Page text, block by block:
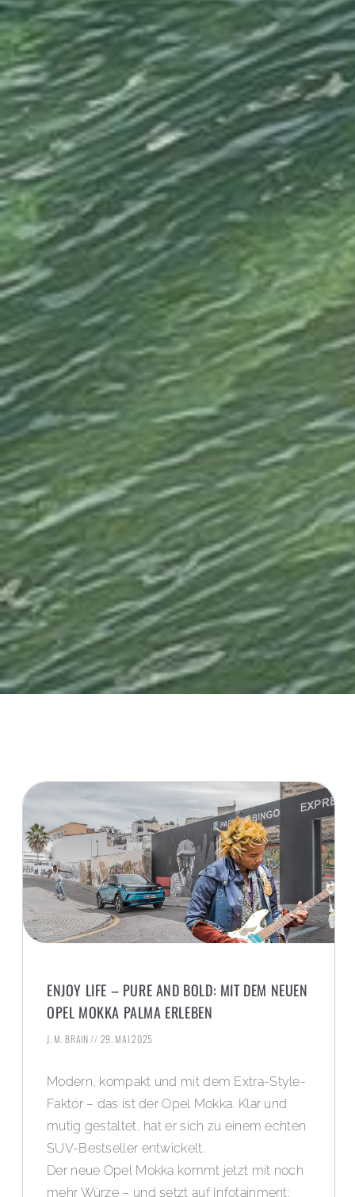
ENJOY LIFE – PURE AND BOLD: MIT DEM NEUEN
OPEL MOKKA PALMA ERLEBEN
J. M. BRAIN 29. MAI 2025
Modern, kompakt und mit dem Extra-Style-
Faktor – das ist der Opel Mokka. Klar und
mutig gestaltet, hat er sich zu einem echten
SUV-Bestseller entwickelt.
Der neue Opel Mokka kommt jetzt mit noch
mehr Würze – und setzt auf Infotainment: